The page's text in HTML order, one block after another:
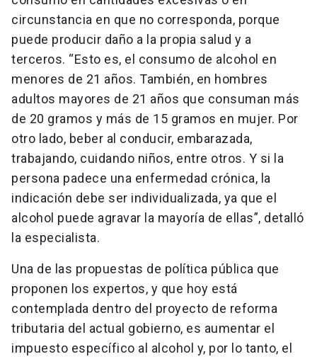
circunstancia en que no corresponda, porque
puede producir daño a la propia salud y a
terceros. “Esto es, el consumo de alcohol en
menores de 21 años. También, en hombres
adultos mayores de 21 años que consuman más
de 20 gramos y más de 15 gramos en mujer. Por
otro lado, beber al conducir, embarazada,
trabajando, cuidando niños, entre otros. Y si la
persona padece una enfermedad crónica, la
indicación debe ser individualizada, ya que el
alcohol puede agravar la mayoría de ellas”, detalló
la especialista.
Una de las propuestas de política pública que
proponen los expertos, y que hoy está
contemplada dentro del proyecto de reforma
tributaria del actual gobierno, es aumentar el
impuesto específico al alcohol y, por lo tanto, el